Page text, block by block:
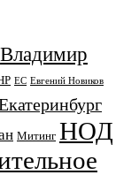
Владимир
ЕС Евгений Новиков
Митинг НОД